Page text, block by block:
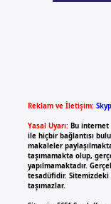
Reklam ve İletişim:
Yasal Uyarı: Bu
ile hiçbir bağlantısı
makaleler
taşımamakta olup,
yapılmamaktadır.
tesadüfidir.
taşımazlar.